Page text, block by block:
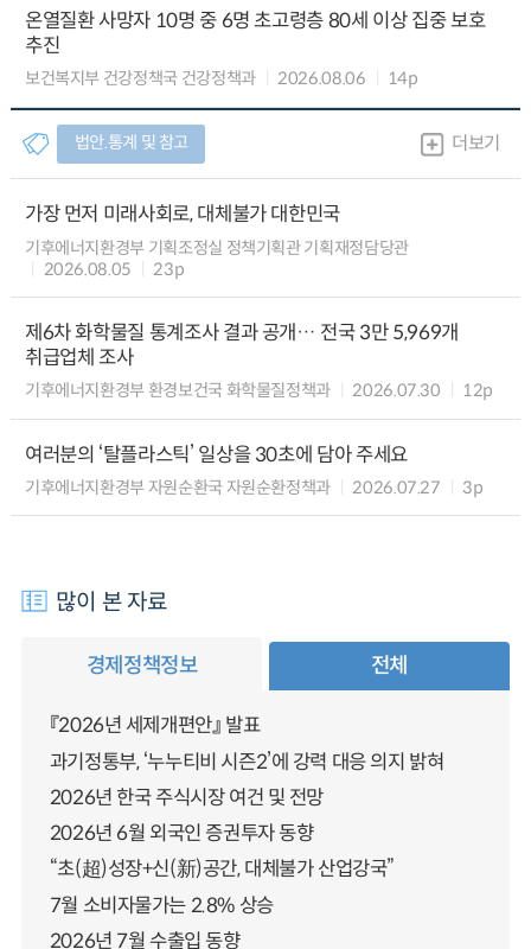
온열질환 사망자 10명 중 6명 초고령층 80세 이상 집중 보호
추진
보건복지부 건강정책국 건강정책과 2026.08.06 14p
법안.통계 및 참고 더보기
가장 먼저 미래사회로, 대체불가 대한민국
기후에너지환경부 기획조정실 정책기획관 기획재정담당관
2026.08.05
23p
제6차 화학물질 통계조사 결과 공개… 전국 3만 5,969개
취급업체 조사
기후에너지환경부 환경보건국 화학물질정책과 2026.07.30 12p
여러분의 ‘탈플라스틱’ 일상을 30초에 담아 주세요
기후에너지환경부 자원순환국 자원순환정책과 2026.07.27 3p
많이 본 자료
경제정책정보 전체
『2026년 세제개편안』 발표
과기정통부, ‘누누티비 시즌2’에 강력 대응 의지 밝혀
2026년 한국 주식시장 여건 및 전망
2026년 6월 외국인 증권투자 동향
“초(超)성장+신(新)공간, 대체불가 산업강국”
7월 소비자물가는 2.8% 상승
2026년 7월 수출입 동향